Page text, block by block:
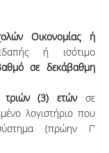
Οικονομίας ή
ή ισότιμο
σε δεκάβαθμη
τριών (3) ετών σε
λογιστήριο που
(πρώην Γ’